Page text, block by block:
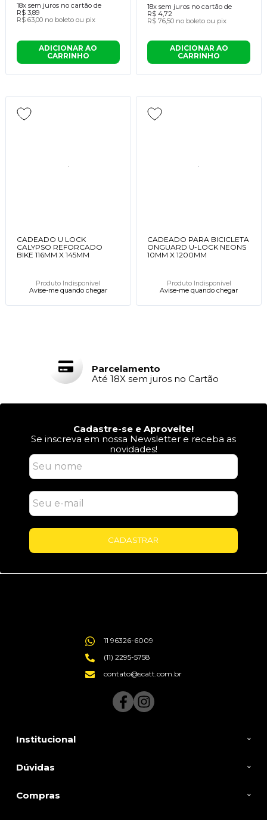
18x sem juros no cartão de
R$ 3,89
R$ 63,00 no boleto ou pix
ADICIONAR AO
CARRINHO
18x sem juros no cartão de
R$ 4,72
R$ 76,50 no boleto ou pix
ADICIONAR AO
CARRINHO
CADEADO U LOCK
CALYPSO REFORCADO
BIKE 116MM X 145MM
Produto Indisponível
Avise-me quando chegar
CADEADO PARA BICICLETA
ONGUARD U-LOCK NEONS
10MM X 1200MM
Produto Indisponível
Avise-me quando chegar
Parcelamento
Até 18X sem juros no Cartão
Cadastre-se e Aproveite!
Se inscreva em nossa Newsletter e receba as
novidades!
CADASTRAR
Institucional
Dúvidas
Compras
11 96326-6009
(11) 2295-5758
contato@scatt.com.br